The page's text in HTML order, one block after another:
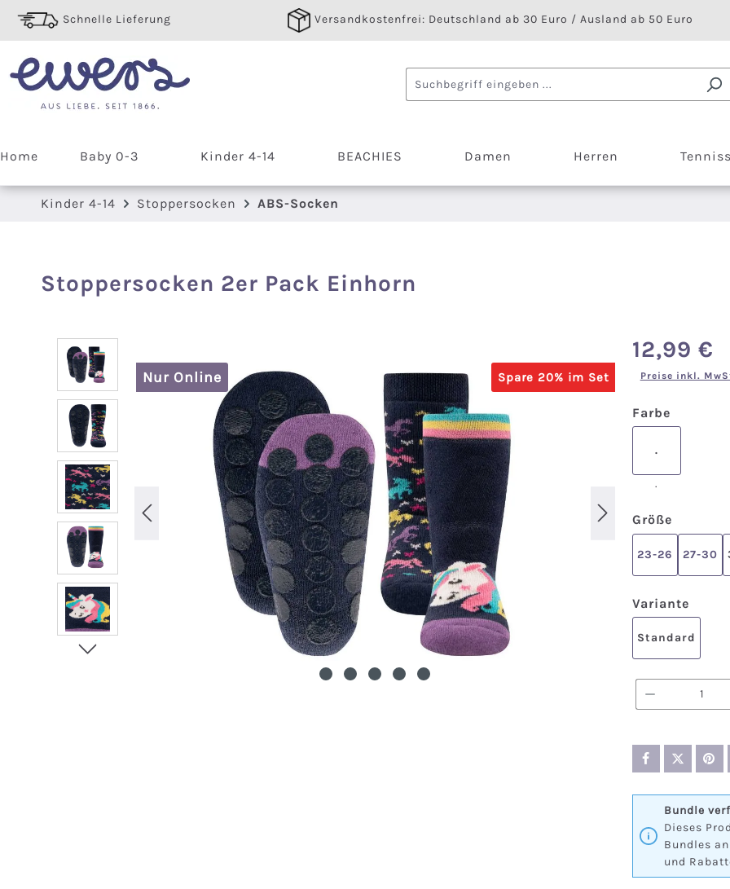
Hauptinhalt springen
Zur Suche springen
Zur Hauptnavigation springen
Schnelle Lieferung Versandkostenfrei: Deutschland ab 30 Euro / Ausland ab 50 Euro
Home Baby 0-3 Kinder 4-14 BEACHIES Damen Herren
Kinder 4-14 Stoppersocken ABS-Socken
Stoppersocken 2er Pack Einhorn
Bildergalerie überspringen
Spare 20% im Set
Nur Online
Regulärer Preis:
12,99 €
Preise inkl.
Farbe
.
.
Größe
23-26 27-30
Variante
Standard
Produkt
Bundle
Dieses
Bundles
und